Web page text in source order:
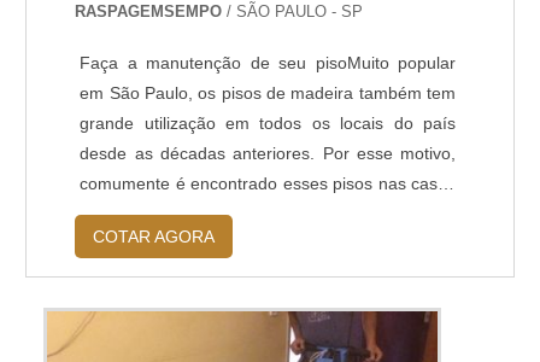
RASPAGEMSEMPO/ SÃO PAULO - SP
Faça a manutenção de seu pisoMuito popular
em São Paulo, os pisos de madeira também tem
grande utilização em todos os locais do país
desde as décadas anteriores. Por esse motivo,
comumente é encontrado esses pisos nas casas
mais antigas e, por conta do longo tempo de
uso, acabam obtendo um aspecto mais
deteriorado, fosco e quebradiço. Quando seu
piso apresentar a estrutura assim, existe solução
recuperação de tacos de madeira sp. O proc...
COTAR AGORA